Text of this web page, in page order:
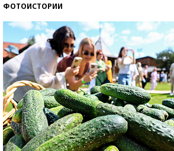
ФОТОИСТОРИИ